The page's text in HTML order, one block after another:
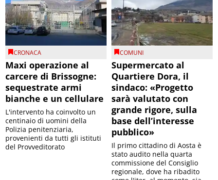
CRONACA
Maxi operazione al
carcere di Brissogne:
sequestrate armi
bianche e un cellulare
L'intervento ha coinvolto un
centinaio di uomini della
Polizia penitenziaria,
provenienti da tutti gli istituti
del Provveditorato
COMUNI
Supermercato al
Quartiere Dora, il
sindaco: «Progetto
sarà valutato con
grande rigore, sulla
base dell’interesse
pubblico»
Il primo cittadino di Aosta è
stato audito nella quarta
commissione del Consiglio
regionale, dove ha ribadito